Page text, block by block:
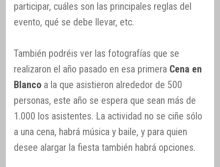
participar, cuáles son las principales reglas del
evento, qué se debe llevar, etc.
También podréis ver las fotografías que se
realizaron el año pasado en esa primera Cena en
Blanco a la que asistieron alrededor de 500
personas, este año se espera que sean más de
1.000 los asistentes. La actividad no se ciñe sólo
a una cena, habrá música y baile, y para quien
desee alargar la fiesta también habrá opciones.